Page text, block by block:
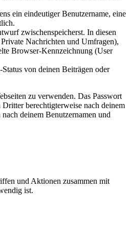
ein eindeutiger Benutzername, eine
zwischenspeicherst. In diesen
Nachrichten und Umfragen),
Browser-Kennzeichnung (User
von deinen Beiträgen oder
zu verwenden. Das Passwort
berechtigterweise nach deinem
deinem Benutzernamen und
und Aktionen zusammen mit
ist.